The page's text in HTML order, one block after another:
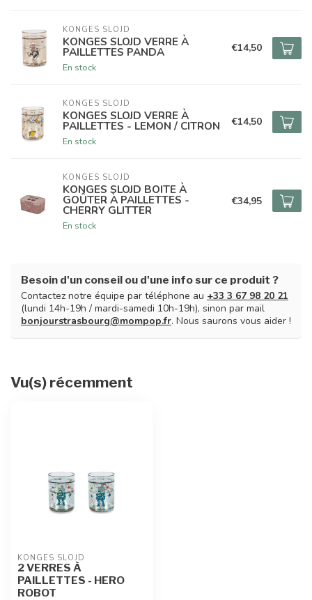
KONGES SLOJD
KONGES SLOJD VERRE À
PAILLETTES PANDA
En stock
€14,50
KONGES SLOJD
KONGES SLOJD VERRE À
PAILLETTES - LEMON / CITRON
En stock
€14,50
KONGES SLOJD
KONGES SLOJD BOITE À
GOÛTER À PAILLETTES -
CHERRY GLITTER
En stock
€34,95
Besoin d'un conseil ou d'une info sur ce produit ?
Contactez notre équipe par téléphone au +33 3 67 98 20 21
(lundi 14h-19h / mardi-samedi 10h-19h), sinon par mail
bonjourstrasbourg@mompop.fr. Nous saurons vous aider !
Vu(s) récemment
KONGES SLOJD
2 VERRES À
PAILLETTES - HERO
ROBOT